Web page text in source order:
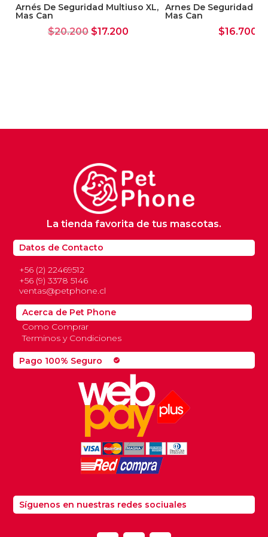
Arnés De Seguridad Multiuso XL,
Mas Can
$20.200 El
$17.200El
Arnes De Seguridad
Mas Can
$16.700
Pago 100% Seguro check_circle
Datos de Contacto
+56 (2) 22469512
+56 (9) 3378 5146
ventas@petphone.cl
La tienda favorita de tus mascotas.
Acerca de Pet Phone
Como Comprar
Terminos y Condiciones
Síguenos en nuestras redes sociuales